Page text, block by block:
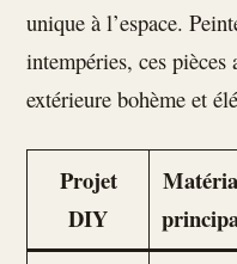
unique à l’espace.
intempéries, ces pièces
extérieure bohème et
Projet
DIY